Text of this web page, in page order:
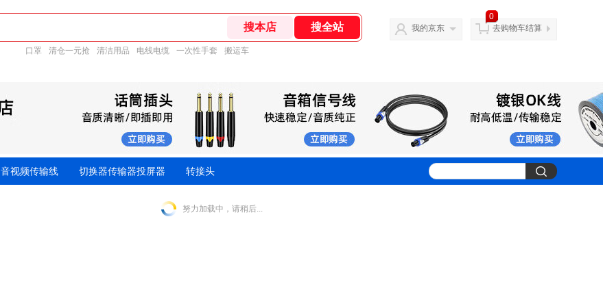
口罩 清仓一元抢 清洁用品 电线电缆 一次性手套 搬运车
我的京东
0
去购物车结算
音视频传输线 切换器传输器投屏器 转接头
努力加载中，请稍后...